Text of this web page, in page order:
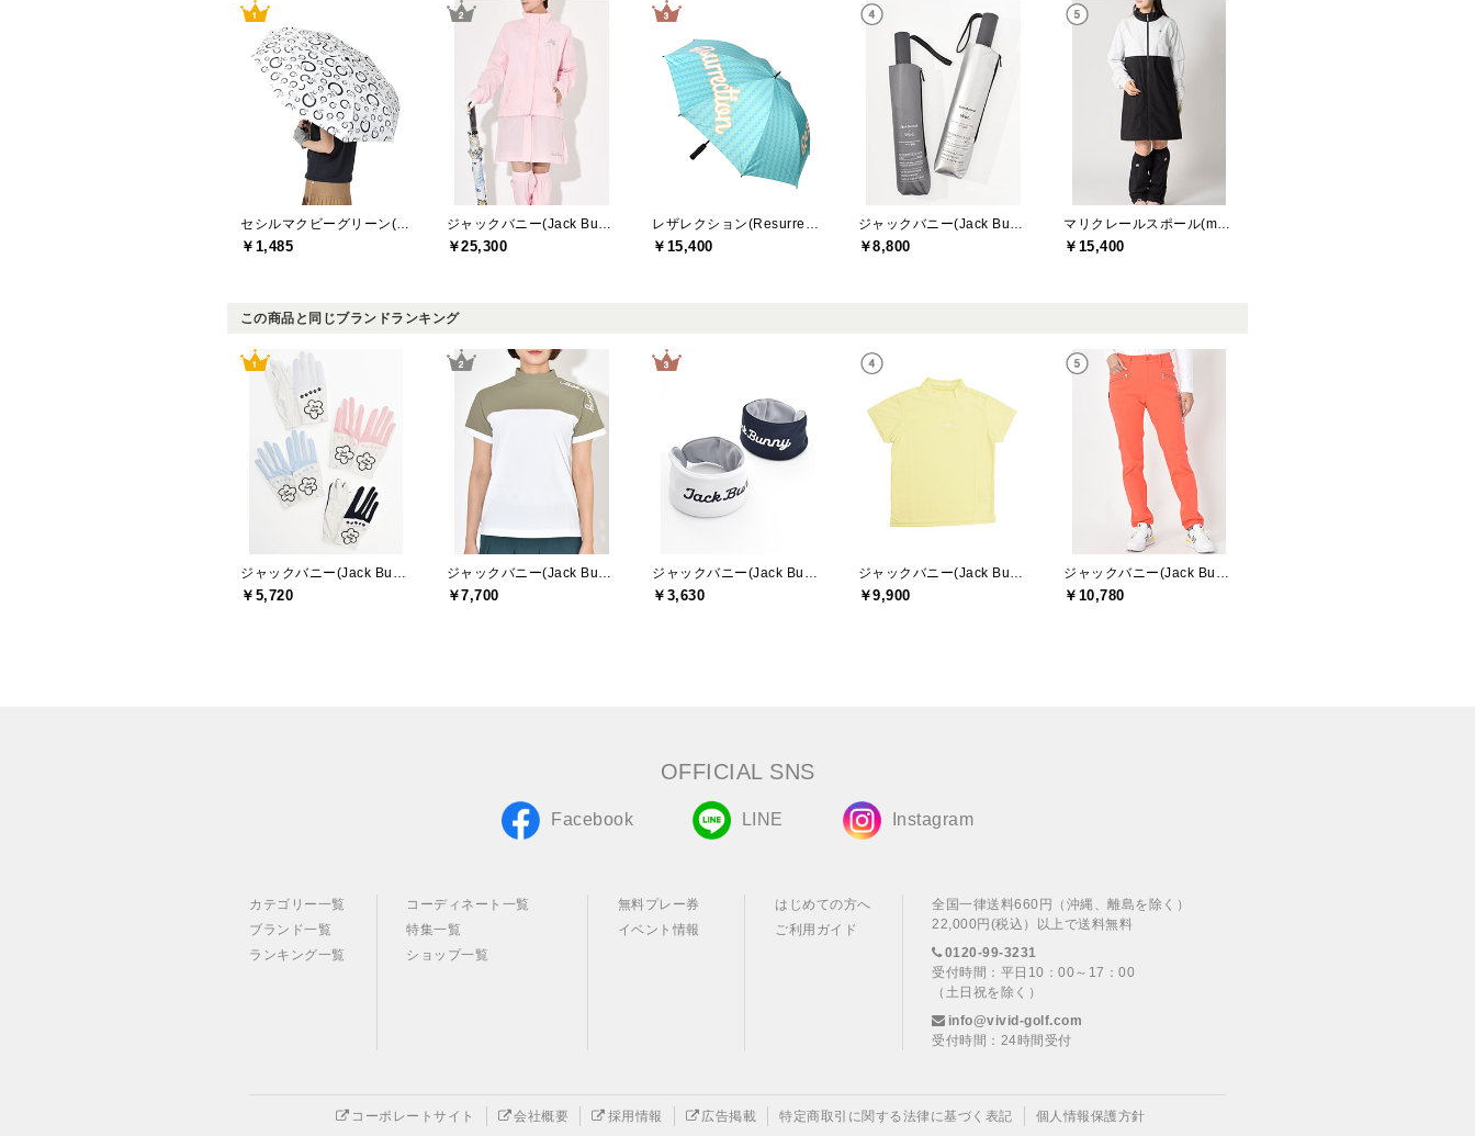
￥1,485 ￥25,300 ￥15,400 ￥8,800 ￥15,400
この商品と同じブランドランキング
￥5,720 ￥7,700 ￥3,630 ￥9,900 ￥10,780
OFFICIAL SNS
Facebook LINE Instagram
カテゴリー一覧
ブランド一覧
ランキング一覧
コーディネート一覧
特集一覧
ショップ一覧
無料プレー券
イベント情報
はじめての方へ
ご利用ガイド
全国一律送料660円（沖縄、離島を除く）
22,000円(税込）以上で送料無料
0120-99-3231
受付時間：平日10：00～17：00
（土日祝を除く）
info@vivid-golf.com
受付時間：24時間受付
コーポレートサイト 会社概要 採用情報 広告掲載 特定商取引に関する法律に基づく表記 個人情報保護方針